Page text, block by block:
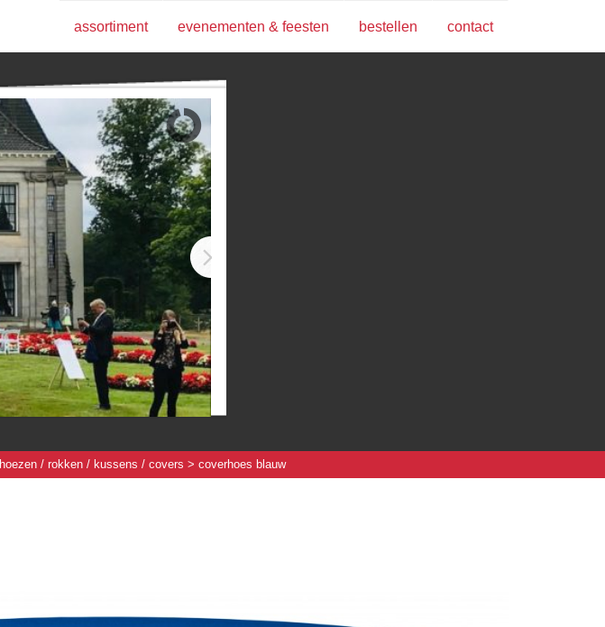
assortiment evenementen & feesten bestellen contact
hoezen / rokken / kussens / covers > coverhoes blauw